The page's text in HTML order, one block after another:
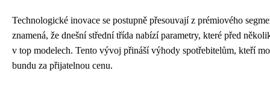
Technologické inovace se postupně přesouvají z prémiového
znamená, že dnešní střední třída nabízí parametry, které před
v top modelech. Tento vývoj přináší výhody spotřebitelům, kteří
bundu za přijatelnou cenu.